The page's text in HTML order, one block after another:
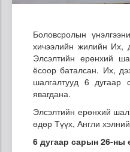
Боловсролын
хичээлийн жилийн Их,
Элсэлтийн ерөнхий
ёсоор баталсан. Их,
шалгалтууд 6 дугаар
явагдана.
Элсэлтийн ерөнхий
өдөр Түүх, Англи
6 дугаар сарын 26-ны